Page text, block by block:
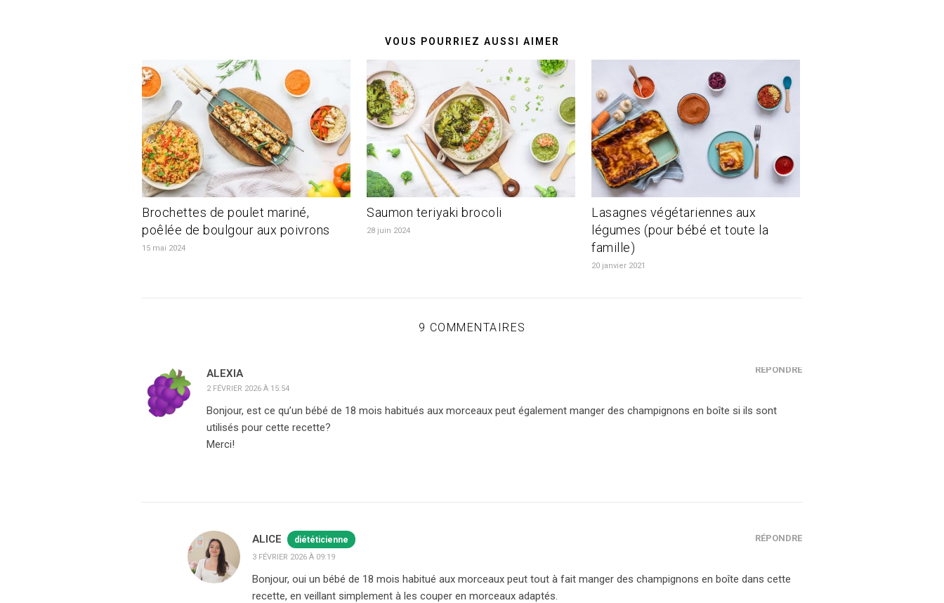
VOUS POURRIEZ AUSSI AIMER
Brochettes de poulet mariné,
poêlée de boulgour aux poivrons
15 mai 2024
Saumon teriyaki brocoli
28 juin 2024
Lasagnes végétariennes aux
légumes (pour bébé et toute la
famille)
20 janvier 2021
9 COMMENTAIRES
ALEXIA
2 FÉVRIER 2026 À 15:54
RÉPONDRE
Bonjour, est ce qu’un bébé de 18 mois habitués aux morceaux peut également manger des champignons en boîte si ils sont
utilisés pour cette recette?
Merci!
ALICE diététicienne
3 FÉVRIER 2026 À 09:19
RÉPONDRE
Bonjour, oui un bébé de 18 mois habitué aux morceaux peut tout à fait manger des champignons en boîte dans cette
recette, en veillant simplement à les couper en morceaux adaptés.